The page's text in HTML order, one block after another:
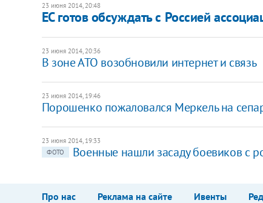
23 июня 2014, 20:48
ЕС готов обсуждать с Россией
23 июня 2014, 20:36
В зоне АТО возобновили интернет и связь
23 июня 2014, 19:46
Порошенко пожаловался Меркель на
23 июня 2014, 19:33
ФОТО
Военные нашли засаду боевиков с
Про нас Реклама на сайте Ивенты